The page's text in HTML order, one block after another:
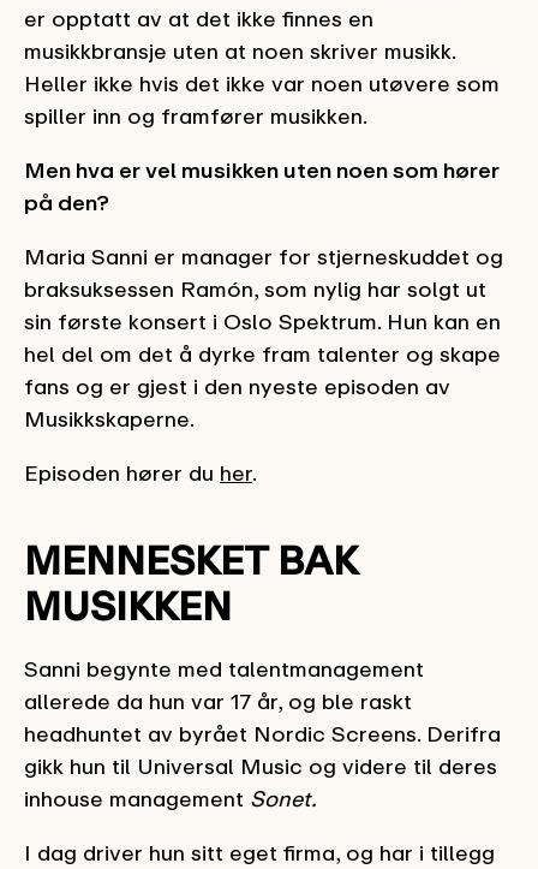
er opptatt av at det ikke finnes en
musikkbransje uten at noen skriver musikk.
Heller ikke hvis det ikke var noen utøvere som
spiller inn og framfører musikken.
Men hva er vel musikken uten noen som hører
på den?
Maria Sanni er manager for stjerneskuddet og
braksuksessen Ramón, som nylig har solgt ut
sin første konsert i Oslo Spektrum. Hun kan en
hel del om det å dyrke fram talenter og skape
fans og er gjest i den nyeste episoden av
Musikkskaperne.
Episoden hører du her.
MENNESKET BAK
MUSIKKEN
Sanni begynte med talentmanagement
allerede da hun var 17 år, og ble raskt
headhuntet av byrået Nordic Screens. Derifra
gikk hun til Universal Music og videre til deres
inhouse management Sonet.
I dag driver hun sitt eget firma, og har i tillegg